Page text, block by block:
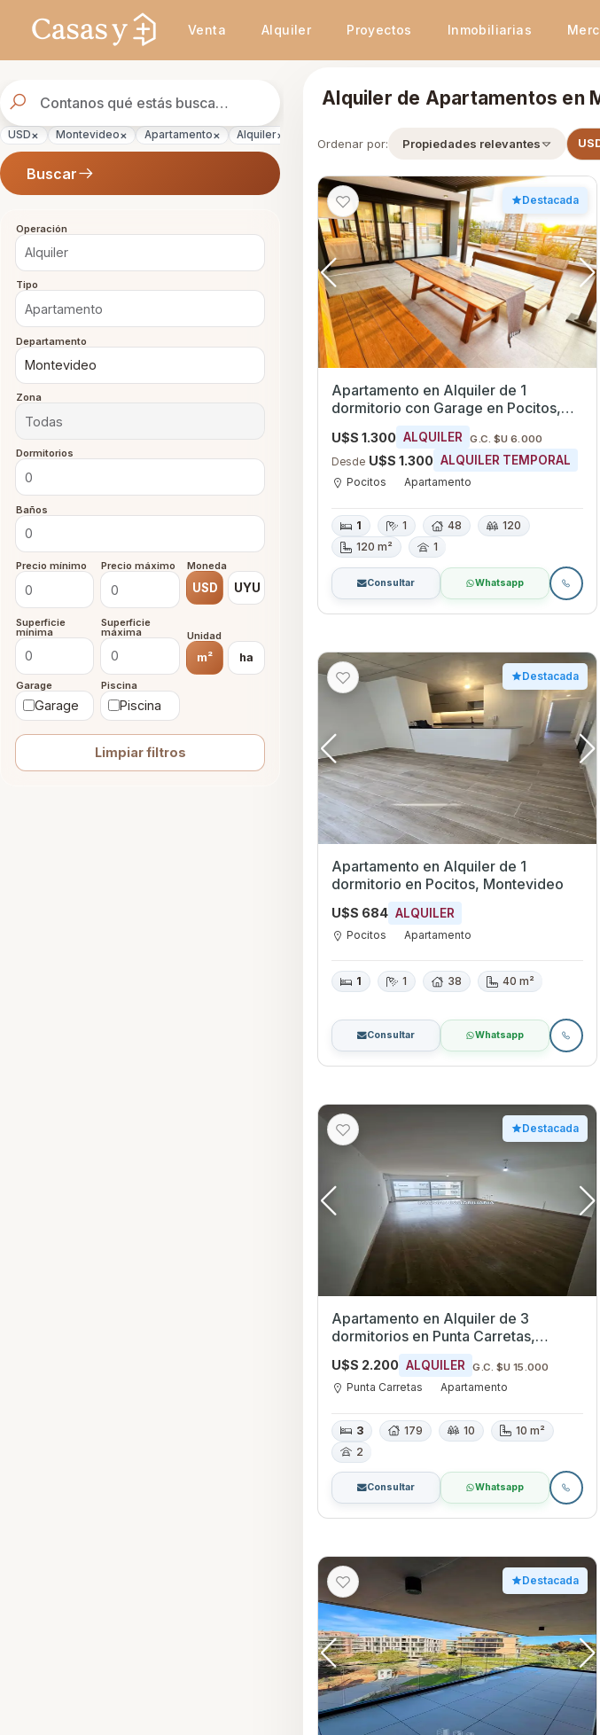
Venta Alquiler Proyectos Inmobiliarias
de
propiedades
USD× Montevideo× Apartamento× Alquiler×
Buscar
Operación
Tipo
Departamento
Zona
Dormitorios
Baños
Precio mínimo Precio máximo Moneda
USD UYU
Superficie
mínima
Superficie
máxima Unidad
m² ha
Garage
Garage
Piscina
Piscina
Limpiar filtros
Alquiler de Apartamentos en
Ordenar por: Propiedades relevantes
Destacada
Apartamento en Alquiler de 1
dormitorio con Garage en Pocitos,
Montevideo
U$S 1.300 ALQUILER
G.C. $U 6.000
Desde U$S 1.300 ALQUILER TEMPORAL
Pocitos Apartamento
1 1 48
120
120 m²
1
Consultar Whatsapp
Destacada
Apartamento en Alquiler de 1
dormitorio en Pocitos, Montevideo
U$S 684 ALQUILER
Pocitos Apartamento
1 1 38 40 m²
Consultar Whatsapp
Destacada
Apartamento en Alquiler de 3
dormitorios en Punta Carretas,
Montevideo
U$S 2.200 ALQUILER G.C. $U 15.000
Punta Carretas Apartamento
3 179 10
10 m²
2
Consultar Whatsapp
Destacada